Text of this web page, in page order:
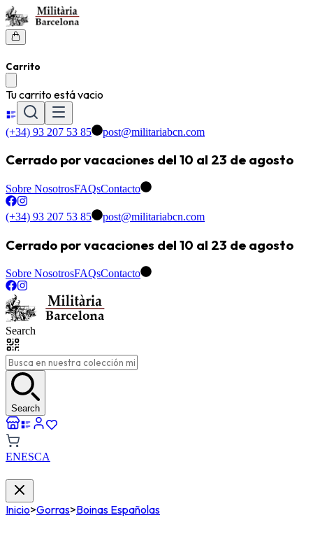
Carrito
Tu carrito está vacio
(+34) 93 207 53 85 post@militariabcn.com
Cerrado por vacaciones del 10 al 23 de agosto
Sobre NosotrosFAQsContacto
(+34) 93 207 53 85 post@militariabcn.com
Cerrado por vacaciones del 10 al 23 de agosto
Sobre NosotrosFAQsContacto
Search
Search
ENESCA
Inicio>Gorras>Boinas Españolas